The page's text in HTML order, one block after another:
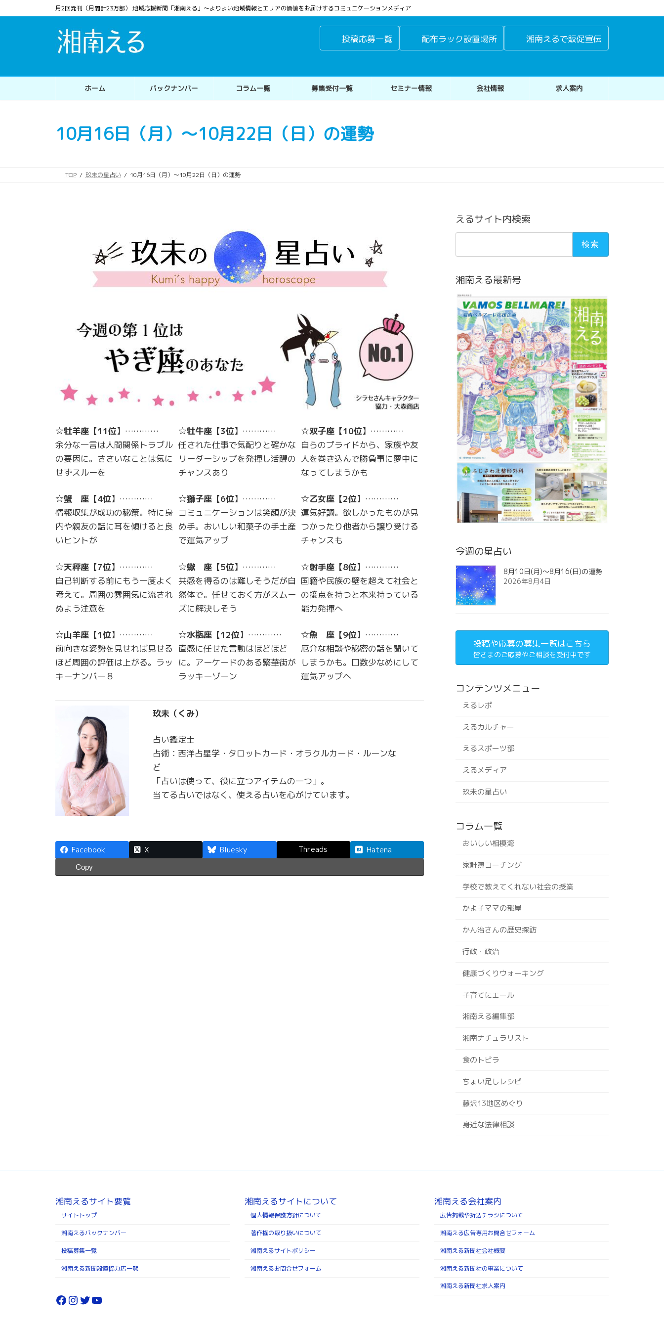
ン
ス
ビ
ン
月2回発刊（月間計23万部） 地域応援新聞「湘南える」〜よりよい地域情報とエリアの価値をお届けするコミュニケーションメディア
投稿応募一覧 配布ラック設置場所 湘南えるで販促宣伝
ホーム バックナンバー コラム一覧 募集受付一覧 セミナー情報 会社情報 求人案内
10月16日（月）～10月22日（日）の運勢
TOP 玖未の星占い 10月16日（月）～10月22日（日）の運勢
☆牡羊座【11位】…………
余分な一言は人間関係トラブル
の要因に。ささいなことは気に
せずスルーを
☆牡牛座【3位】…………
任された仕事で気配りと確かな
リーダーシップを発揮し活躍の
チャンスあり
☆双子座 【10位】…………
自らのプライドから、家族や友
人を巻き込んで勝負事に夢中に
なってしまうかも
☆蟹 座 【4位】…………
情報収集が成功の秘策。特に身
内や親友の話に耳を傾けると良
いヒントが
☆獅子座【6位】…………
コミュニケーションは笑顔が決
め手。おいしい和菓子の手土産
で運気アップ
☆乙女座 【2位】…………
運気好調。欲しかったものが見
つかったり他者から譲り受ける
チャンスも
☆天秤座 【7位】…………
自己判断する前にもう一度よく
考えて。周囲の雰囲気に流され
ぬよう注意を
☆蠍 座【5位】…………
共感を得るのは難しそうだが自
然体で。任せておく方がスムー
ズに解決しそう
☆射手座 【8位】…………
国籍や民族の壁を超えて社会と
の接点を持つと本来持っている
能力発揮へ
☆山羊座 【1位】…………
前向きな姿勢を見せれば見せる
ほど周囲の評価は上がる。ラッ
キーナンバー８
☆水瓶座【12位】…………
直感に任せた言動はほどほど
に。アーケードのある繁華街が
ラッキーゾーン
☆魚 座 【9位】…………
厄介な相談や秘密の話を聞いて
しまうかも。口数少なめにして
運気アップへ
玖未（くみ）
占い鑑定士
占術：西洋占星学・タロットカード・オラクルカード・ルーンな
ど
「占いは使って、役に立つアイテムの一つ」。
当てる占いではなく、使える占いを心がけています。
Facebook X Bluesky Threads Hatena
Copy
えるサイト内検索
湘南える最新号
今週の星占い
8月10日(月)～8月16(日)の運勢
2026年8月4日
投稿や応募の募集一覧はこちら
皆さまのご応募やご相談を受付中です
コンテンツメニュー
えるレポ
えるカルチャー
えるスポーツ部
えるメディア
玖未の星占い
コラム一覧
おいしい相模湾
家計簿コーチング
学校で教えてくれない社会の授業
かよ子ママの部屋
かん治さんの歴史探訪
行政・政治
健康づくりウォーキング
子育てにエール
湘南える編集部
湘南ナチュラリスト
食のトビラ
ちょい足しレシピ
藤沢13地区めぐり
身近な法律相談
湘南えるサイト要覧
サイトトップ
湘南えるバックナンバー
投稿募集一覧
湘南える新聞設置協力店一覧
Facebook
Instagram
Twitter
YouTube
湘南えるサイトについて
個人情報保護方針について
著作権の取り扱いについて
湘南えるサイトポリシー
湘南えるお問合せフォーム
湘南える会社案内
広告掲載や折込チラシについて
湘南える広告専用お問合せフォーム
湘南える新聞社会社概要
湘南える新聞社の事業について
湘南える新聞社求人案内